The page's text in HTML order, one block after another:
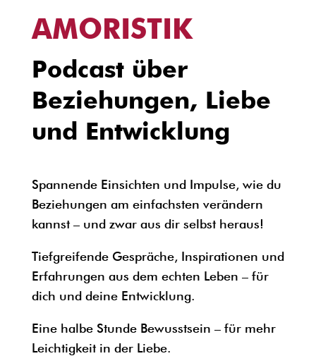
AMORISTIK
Podcast über
Beziehungen, Liebe
und Entwicklung
Spannende Einsichten und Impulse, wie du
Beziehungen am einfachsten verändern
kannst – und zwar aus dir selbst heraus!
Tiefgreifende Gespräche, Inspirationen und
Erfahrungen aus dem echten Leben – für
dich und deine Entwicklung.
Eine halbe Stunde Bewusstsein – für mehr
Leichtigkeit in der Liebe.